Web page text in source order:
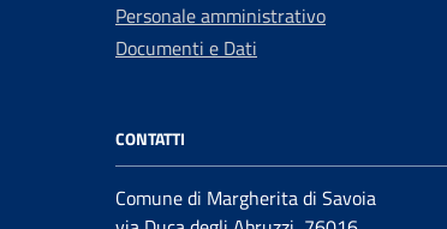
Personale amministrativo
Documenti e Dati
CONTATTI
Comune di Margherita di Savoia